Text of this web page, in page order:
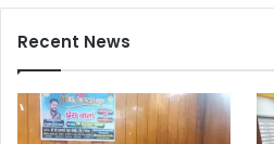
Recent News